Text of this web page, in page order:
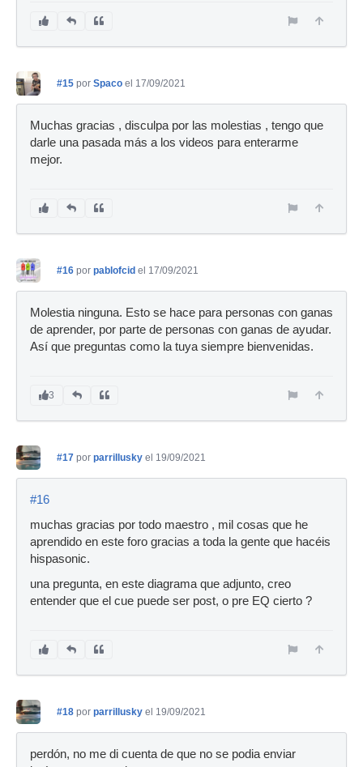
#15 por Spaco el 17/09/2021
Muchas gracias , disculpa por las molestias , tengo que
darle una pasada más a los videos para enterarme
mejor.
#16 por pablofcid el 17/09/2021
Molestia ninguna. Esto se hace para personas con ganas
de aprender, por parte de personas con ganas de ayudar.
Así que preguntas como la tuya siempre bienvenidas.
3
#17 por parrillusky el 19/09/2021
#16
muchas gracias por todo maestro , mil cosas que he
aprendido en este foro gracias a toda la gente que hacéis
hispasonic.
una pregunta, en este diagrama que adjunto, creo
entender que el cue puede ser post, o pre EQ cierto ?
#18 por parrillusky el 19/09/2021
perdón, no me di cuenta de que no se podia enviar